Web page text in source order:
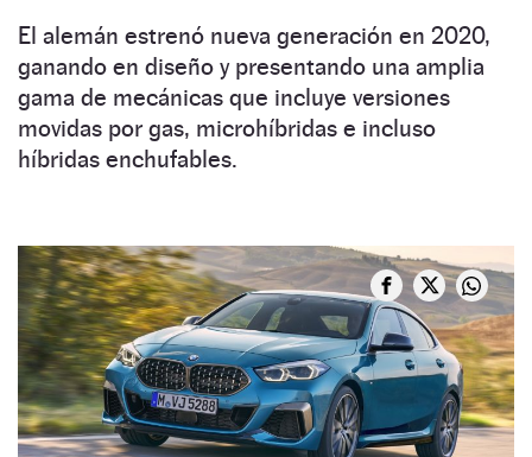
El alemán estrenó nueva generación en 2020,
ganando en diseño y presentando una amplia
gama de mecánicas que incluye versiones
movidas por gas, microhíbridas e incluso
híbridas enchufables.